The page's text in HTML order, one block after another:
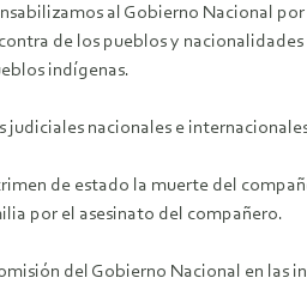
al Gobierno Nacional
de los pueblos y
indígenas.
judiciales nacionales e
de estado la muerte del
por el asesinato del compañero.
del Gobierno Nacional en las